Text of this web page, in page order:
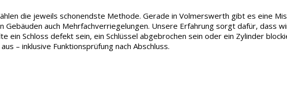
die jeweils schonendste Methode. Gerade in Volmerswerth gibt es eine
Gebäuden auch Mehrfachverriegelungen. Unsere Erfahrung sorgt dafür, dass
ein Schloss defekt sein, ein Schlüssel abgebrochen sein oder ein Zylinder
– inklusive Funktionsprüfung nach Abschluss.